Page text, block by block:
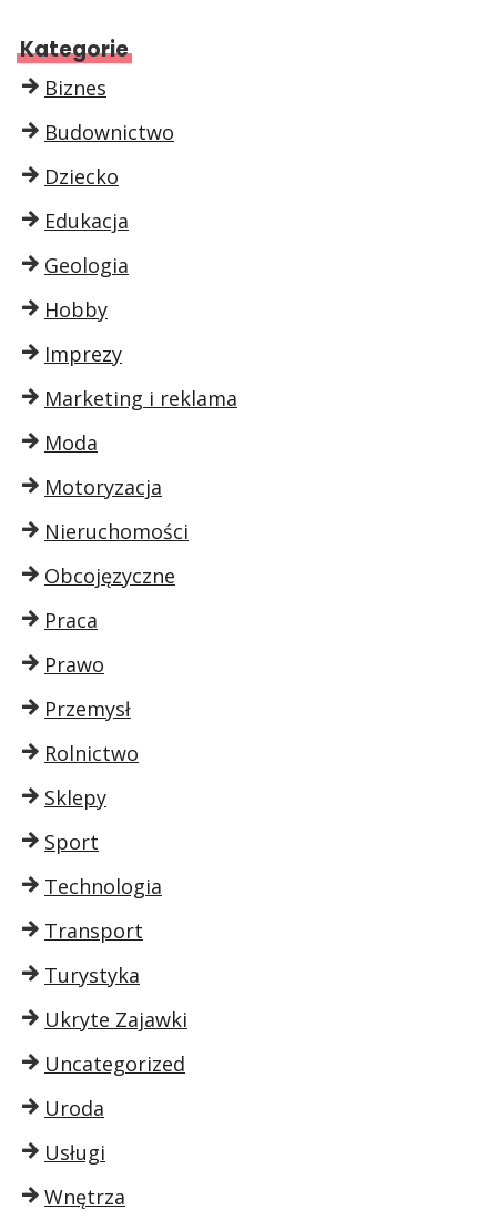
Kategorie
Biznes
Budownictwo
Dziecko
Edukacja
Geologia
Hobby
Imprezy
Marketing i reklama
Moda
Motoryzacja
Nieruchomości
Obcojęzyczne
Praca
Prawo
Przemysł
Rolnictwo
Sklepy
Sport
Technologia
Transport
Turystyka
Ukryte Zajawki
Uncategorized
Uroda
Usługi
Wnętrza